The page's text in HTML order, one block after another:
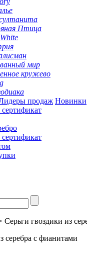
Птица
мир
кружево
продаж Новинки
Серьги гвоздики из
серебра с фианитами